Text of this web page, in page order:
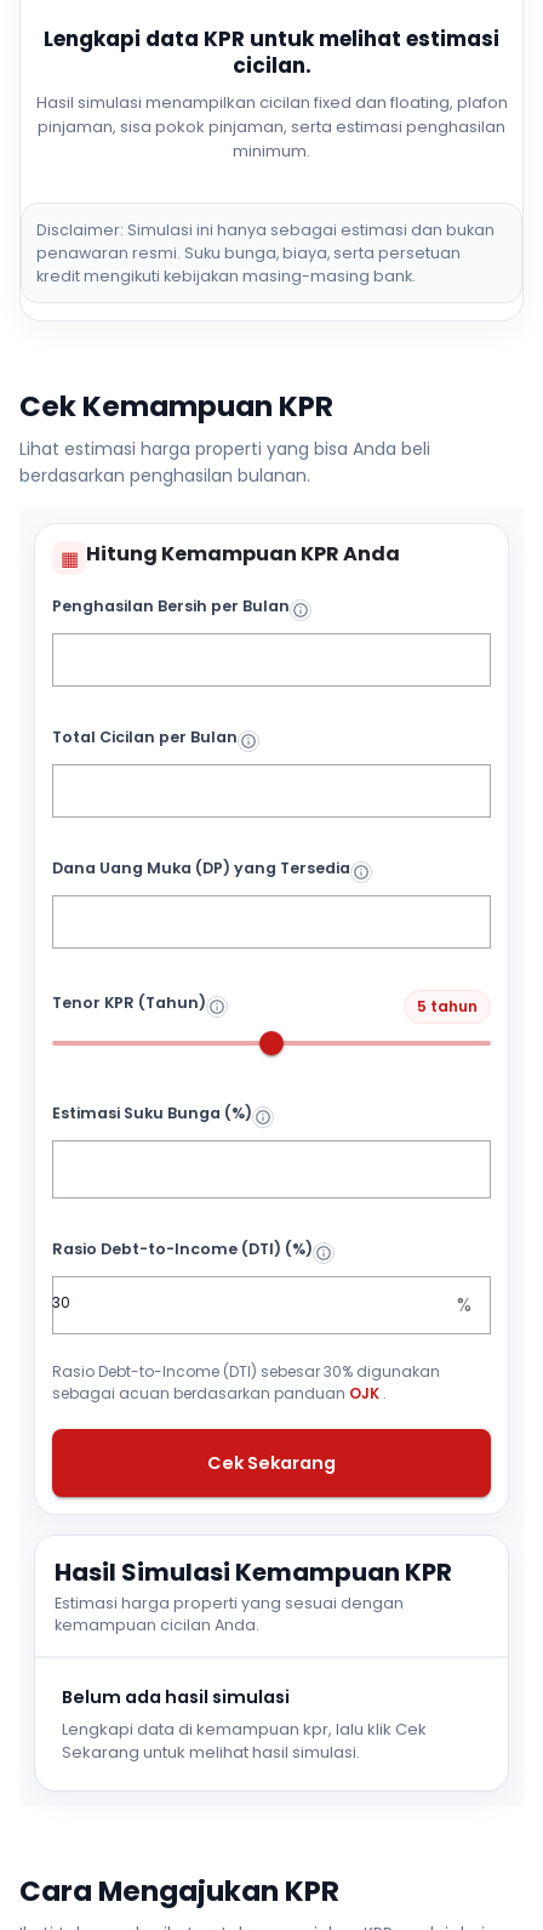
Lengkapi data KPR untuk melihat estimasi
cicilan.
Hasil simulasi menampilkan cicilan fixed dan floating, plafon
pinjaman, sisa pokok pinjaman, serta estimasi penghasilan
minimum.
Disclaimer: Simulasi ini hanya sebagai estimasi dan bukan
penawaran resmi. Suku bunga, biaya, serta persetuan
kredit mengikuti kebijakan masing-masing bank.
Cek Kemampuan KPR
Lihat estimasi harga properti yang bisa Anda beli
berdasarkan penghasilan bulanan.
▦ Hitung Kemampuan KPR Anda
Penghasilan Bersih per Bulan
Total Cicilan per Bulan
Dana Uang Muka (DP) yang Tersedia
Tenor KPR (Tahun) 5 tahun
Estimasi Suku Bunga (%)
Rasio Debt-to-Income (DTI) (%)
%
Rasio Debt-to-Income (DTI) sebesar 30% digunakan
sebagai acuan berdasarkan panduan OJK .
Cek Sekarang
Hasil Simulasi Kemampuan KPR
Estimasi harga properti yang sesuai dengan
kemampuan cicilan Anda.
Belum ada hasil simulasi
Lengkapi data di kemampuan kpr, lalu klik Cek
Sekarang untuk melihat hasil simulasi.
Cara Mengajukan KPR